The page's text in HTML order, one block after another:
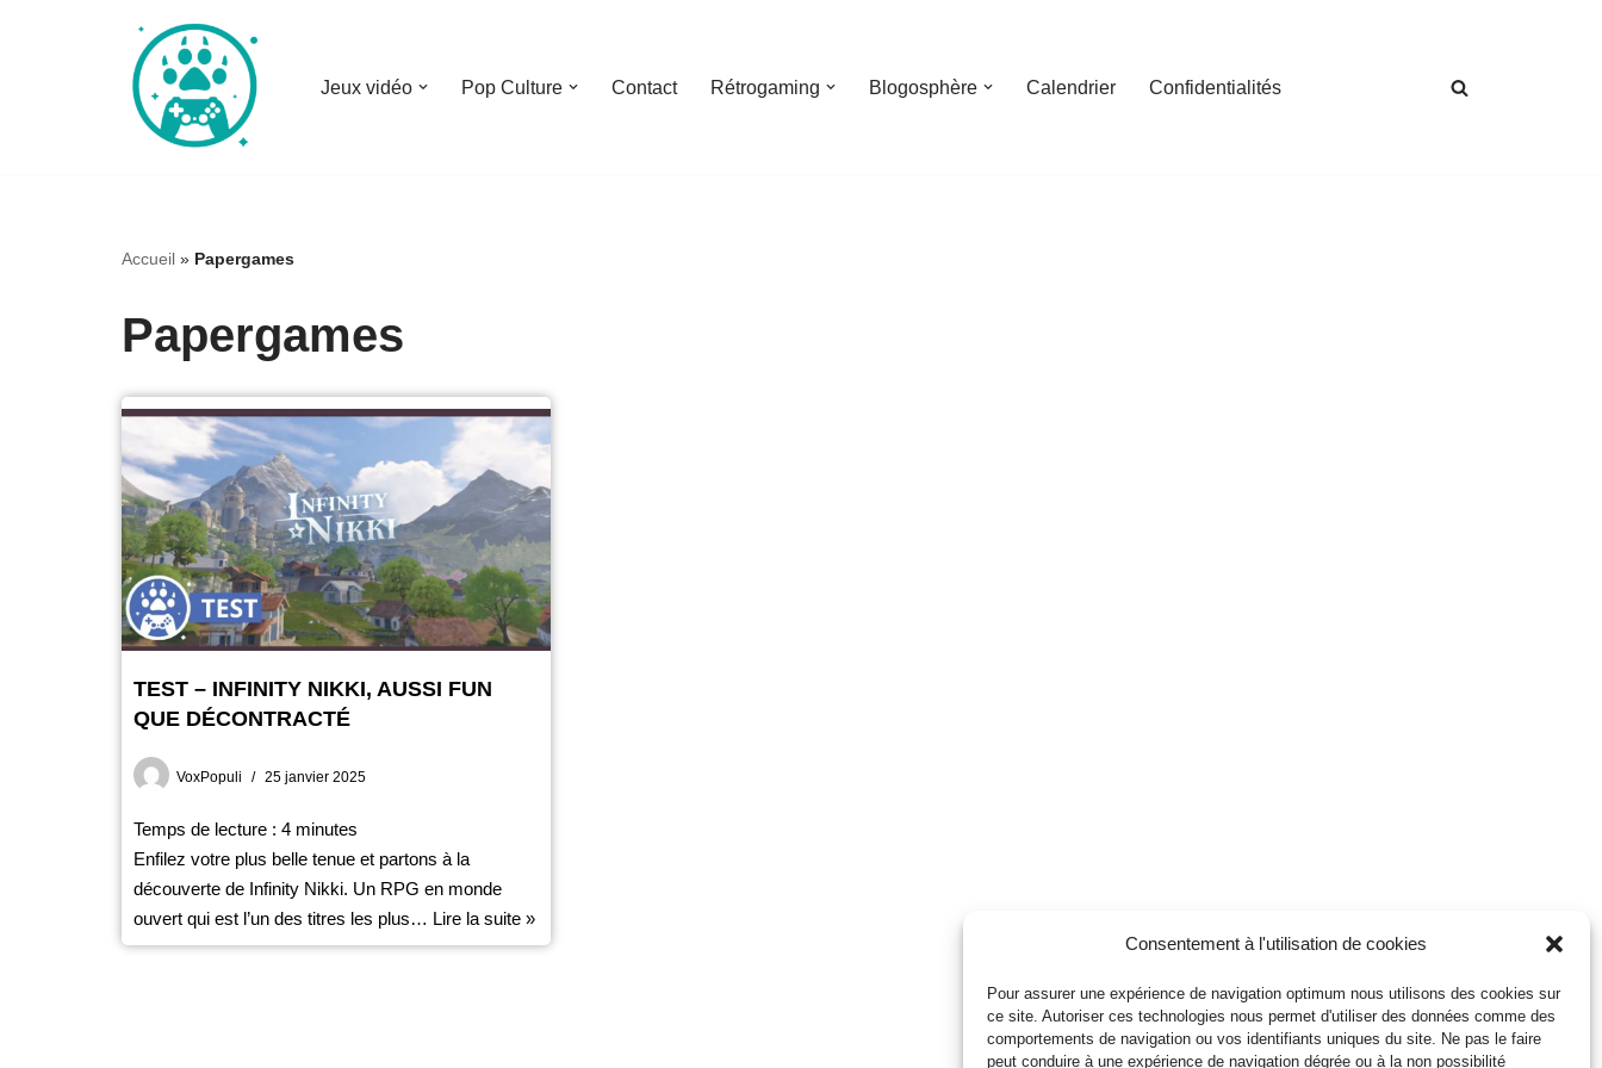
Consentement à l'utilisation de cookies
Pour assurer une expérience de navigation optimum nous utilisons des cookies sur
ce site. Autoriser ces technologies nous permet d'utiliser des données comme des
comportements de navigation ou vos identifiants uniques du site. Ne pas le faire
peut conduire à une expérience de navigation dégrée ou à la non possibilité
Jeux vidéo Pop Culture Contact Rétrogaming Blogosphère Calendrier Confidentialités
Accueil » Papergames
Papergames
TEST – INFINITY NIKKI, AUSSI FUN
QUE DÉCONTRACTÉ
VoxPopuli 25 janvier 2025
Temps de lecture : 4 minutes
Enfilez votre plus belle tenue et partons à la
découverte de Infinity Nikki. Un RPG en monde
ouvert qui est l’un des titres les plus… Lire la suite »